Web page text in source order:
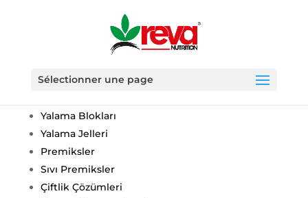
Sélectionner une page
Yalama Blokları
Yalama Jelleri
Premiksler
Sıvı Premiksler
Çiftlik Çözümleri